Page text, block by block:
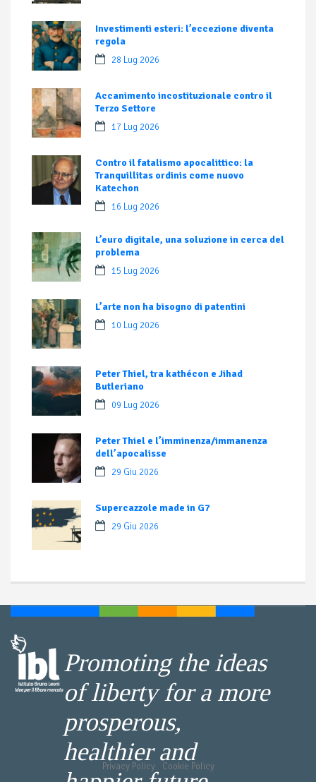
Investimenti esteri: l’eccezione diventa
regola
28 Lug 2026
Accanimento incostituzionale contro il
Terzo Settore
17 Lug 2026
Contro il fatalismo apocalittico: la
Tranquillitas ordinis come nuovo
Katechon
16 Lug 2026
L’euro digitale, una soluzione in cerca del
problema
15 Lug 2026
L’arte non ha bisogno di patentini
10 Lug 2026
Peter Thiel, tra kathécon e Jihad
Butleriano
09 Lug 2026
Peter Thiel e l’imminenza/immanenza
dell’apocalisse
29 Giu 2026
Supercazzole made in G7
29 Giu 2026
Promoting the ideas
of liberty for a more
prosperous,
healthier and
Privacy Policy- Cookie Policy